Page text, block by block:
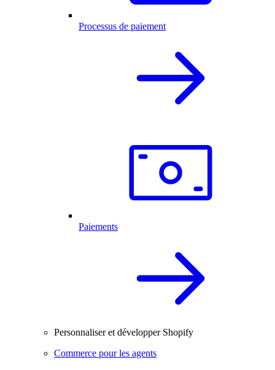
Processus de paiement
Paiements
Personnaliser et développer Shopify
Commerce pour les agents